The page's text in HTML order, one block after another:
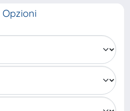
Opzioni